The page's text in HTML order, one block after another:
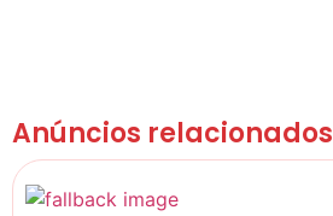
Anúncios relacionados